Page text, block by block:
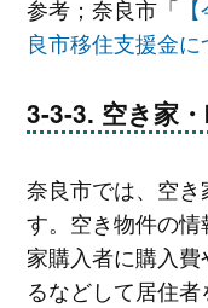
参考；奈良市「
良市移住支援金に
空き家
奈良市では、空
す。空き物件の
家購入者に購入
るなどして居住者